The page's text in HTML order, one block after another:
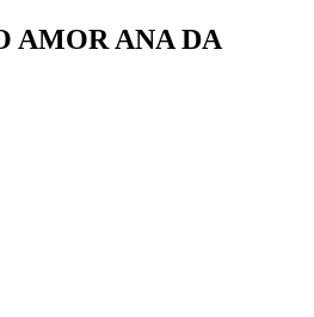
AMOR ANA DA